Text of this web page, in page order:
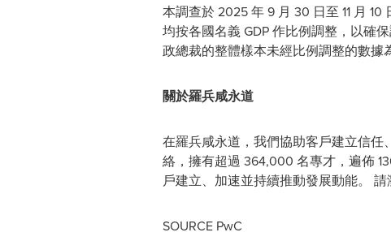
本調查於 2025 年 9 月 30 日至 11 月
均按各國名義 GDP 作比例調整，以確
政總裁的整體樣本未經比例調整的數據
關於羅兵咸永道
在羅兵咸永道，我們協助客戶建立信
絡，擁有超過 364,000 名專才，遍佈
戶建立、加速並持續推動發展動能。 請
SOURCE PwC